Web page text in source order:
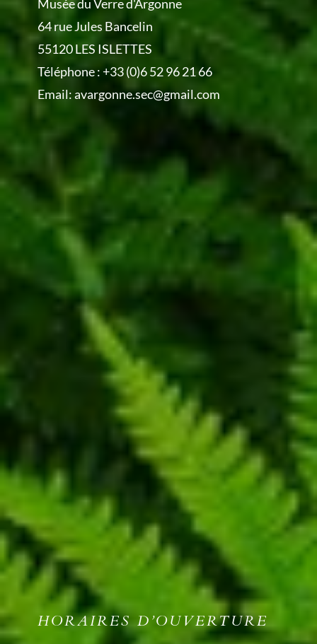
Musée du Verre d'Argonne
64 rue Jules Bancelin
55120 LES ISLETTES
Téléphone :+33 (0)6 52 96 21 66
Email:avargonne.sec@gmail.com
HORAIRES D’OUVERTURE